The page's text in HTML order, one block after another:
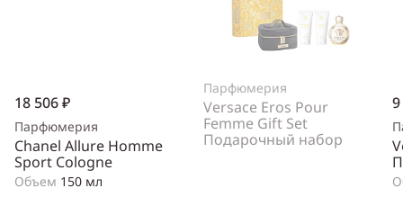
18 506 ₽
Парфюмерия
Chanel Allure Homme
Sport Cologne
Объем 150 мл
Парфюмерия
Versace Eros Pour
Femme Gift Set
Подарочный набор